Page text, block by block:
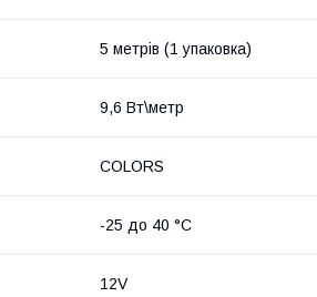
5 метрів (1 упаковка)
9,6 Вт\метр
COLORS
-25 до 40 °C
12V